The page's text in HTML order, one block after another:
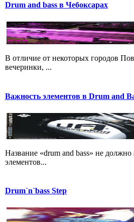
Drum and bass в Чебоксарах
В отличие от некоторых городов
вечеринки, ...
Важность элементов в Drum and
Название «drum and bass» не
элементов...
Drum`n`bass Step